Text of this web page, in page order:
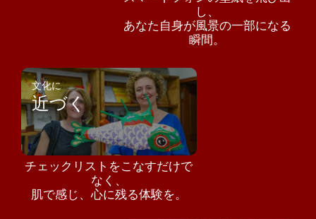
し、
あなた自身が風景の一部になる
瞬間。
文化に
近づく
チェックリストをこなすだけで
なく、
肌で感じ、心に残る体験を。